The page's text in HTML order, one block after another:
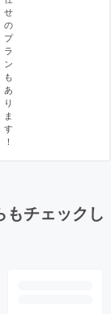
せ
の
プ
ラ
ン
も
あ
り
ま
す
！
もチェックし